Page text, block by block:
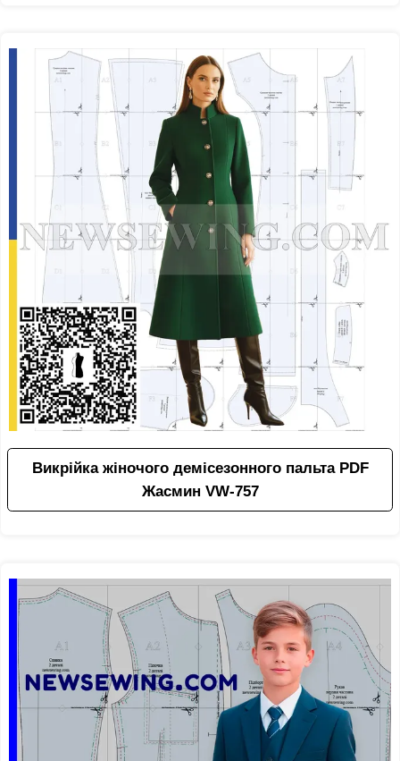
Викрійка жіночого демісезонного пальта PDF
Жасмин VW-757